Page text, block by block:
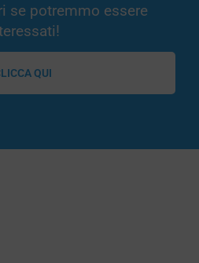
se potremmo essere
QUI